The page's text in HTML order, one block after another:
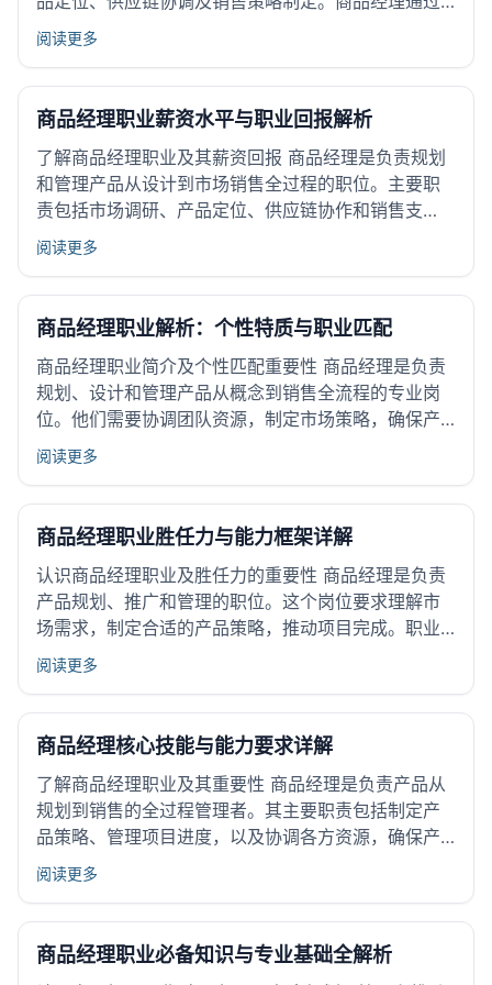
分析消费者需求和市场动态，确保产品符合市场趋势
要地位。随着市场竞争加剧和消费者需求多样化，商
品经理的角色变得更为...
阅读更多
商品经理职业薪资水平与职业回报解析
了解商品经理职业及其薪资回报 商品经理是负责规划
和管理产品从设计到市场销售全过程的职位。主要职
责包括市场调研、产品定位、供应链协作和销售支
持，确保产品符合市场需求并实现盈利。这个职业在
经理的职业价值不仅表现在薪资收入上，还包括获得
项目管理、市场分析和跨...
阅读更多
商品经理职业解析：个性特质与职业匹配
商品经理职业简介及个性匹配重要性 商品经理是负责
规划、设计和管理产品从概念到销售全流程的专业岗
位。他们需要协调团队资源，制定市场策略，确保产
品满足消费者需求。商品经理的工作内容涉及产品调
对职业选择有关键影响。不同的性格特点会影响工作
效率和适应程度。商品...
阅读更多
商品经理职业胜任力与能力框架详解
认识商品经理职业及胜任力的重要性 商品经理是负责
产品规划、推广和管理的职位。这个岗位要求理解市
场需求，制定合适的产品策略，推动项目完成。职业
胜任力指的是完成工作所需的关键技能和综合能力。
解决能力。具备良好的职业胜任力有助于商品经理有
效应对市场变化，提升产...
阅读更多
商品经理核心技能与能力要求详解
了解商品经理职业及其重要性 商品经理是负责产品从
规划到销售的全过程管理者。其主要职责包括制定产
品策略、管理项目进度，以及协调各方资源，确保产
品满足市场和用户需求。这个职业在市场中担负着连
势，优化产品结构，提升竞争力。商品经理的工作直
接影响产品的市场表现和企...
阅读更多
商品经理职业必备知识与专业基础全解析